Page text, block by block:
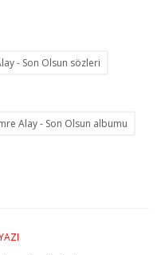
- Son Olsun sözleri
Alay - Son Olsun albumu